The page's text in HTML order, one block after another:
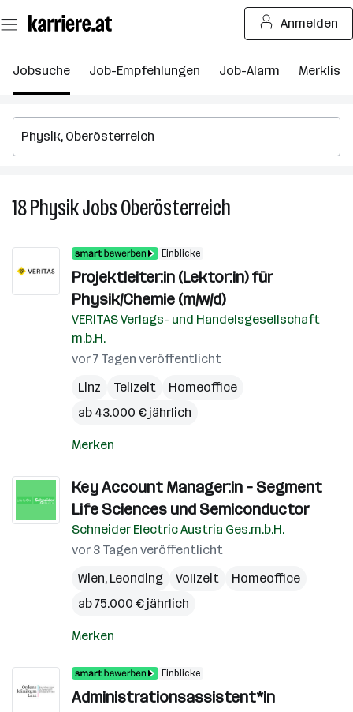
Seiteninhalt
springen
Anmelden
Jobsuche Job-Empfehlungen Job-Alarm Merkliste
18PhysikJobsOberösterreich
Oberösterreich
Einblicke
Projektleiter:in (Lektor:in) für
Physik/Chemie (m/w/d)
VERITAS Verlags- und Handelsgesellschaft
m.b.H.
vor 7 Tagen veröffentlicht
Linz
Teilzeit
Homeoffice
ab 43.000 € jährlich
Merken
Key Account Manager:in – Segment
Life Sciences und Semiconductor
Schneider Electric Austria Ges.m.b.H.
vor 3 Tagen veröffentlicht
Wien, Leonding Vollzeit
Homeoffice
ab 75.000 € jährlich
Merken
Einblicke
Administrationsassistent*in